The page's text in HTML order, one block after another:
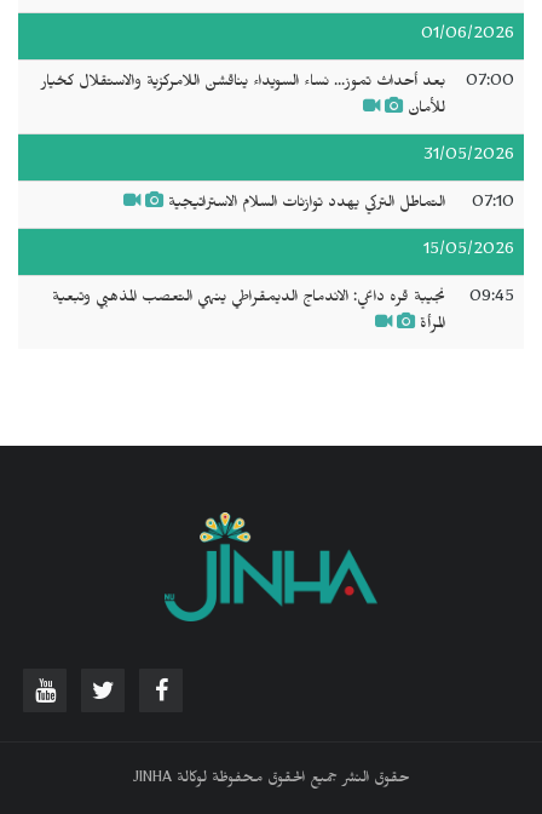
01/06/2026
07:00
بعد أحداث تموز... نساء السويداء يناقشن اللامركزية والاستقلال كخيار
للأمان
31/05/2026
07:10 التماطل التركي يهدد توازنات السلام الاستراتيجية
15/05/2026
09:45
نجيبة قره داغي: الاندماج الديمقراطي ينهي التعصب المذهبي وتبعية
المرأة
حقوق النشر جميع الحقوق محفوظة لوكالة JINHA